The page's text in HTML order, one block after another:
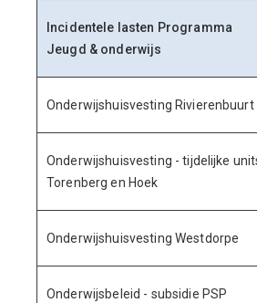
Incidentele lasten Programma
Jeugd & onderwijs
Onderwijshuisvesting Rivierenbuurt
Onderwijshuisvesting - tijdelijke
Torenberg en Hoek
Onderwijshuisvesting Westdorpe
Onderwijsbeleid - subsidie PSP